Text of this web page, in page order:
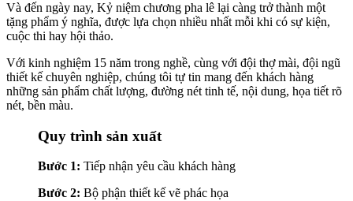
Và đến ngày nay, Kỷ niệm chương pha lê lại càng trở thành một
tặng phẩm ý nghĩa, được lựa chọn nhiều nhất mỗi khi có sự kiện,
cuộc thi hay hội thảo.
Với kinh nghiệm 15 năm trong nghề, cùng với đội thợ mài, đội ngũ
thiết kế chuyên nghiệp, chúng tôi tự tin mang đến khách hàng
những sản phẩm chất lượng, đường nét tinh tế, nội dung, họa tiết rõ
nét, bền màu.
Quy trình sản xuất
Bước 1: Tiếp nhận yêu cầu khách hàng
Bước 2: Bộ phận thiết kế vẽ phác họa